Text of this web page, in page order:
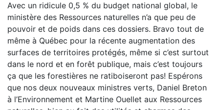
Avec un ridicule 0,5 % du budget national global, le
ministère des Ressources naturelles n’a que peu de
pouvoir et de poids dans ces dossiers. Bravo tout de
même à Québec pour la récente augmentation des
surfaces de territoires protégés, même si c’est surtout
dans le nord et en forêt publique, mais c’est toujours
ça que les forestières ne ratiboiseront pas! Espérons
que nos deux nouveaux ministres verts, Daniel Breton
à l’Environnement et Martine Ouellet aux Ressources